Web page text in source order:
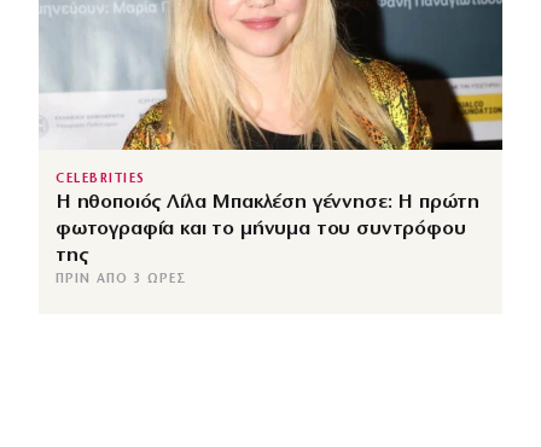
CELEBRITIES
Η ηθοποιός Λίλα Μπακλέση γέννησε: Η πρώτη
φωτογραφία και το μήνυμα του συντρόφου
της
ΠΡΙΝ ΑΠΌ 3 ΏΡΕΣ